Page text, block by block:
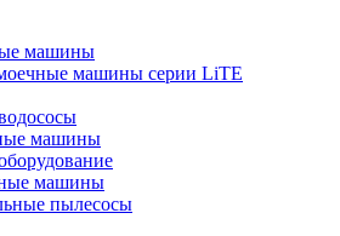
машины
машины серии LiTE
машины
машины
пылесосы